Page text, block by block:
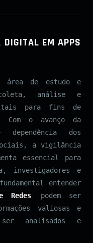
DIGITAL EM APPS
área de estudo e
análise e
para fins de
o avanço da
dos
a vigilância
essencial para
investigadores e
entender
Redes
podem ser
valiosas e
ser analisados e